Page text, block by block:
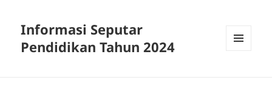
Informasi Seputar
Pendidikan Tahun 2024